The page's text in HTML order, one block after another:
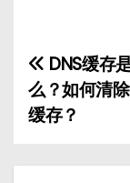
文
章
DNS缓存
么？如何清
缓存？